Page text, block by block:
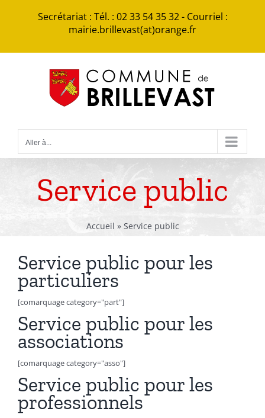
Secrétariat : Tél. : 02 33 54 35 32 - Courriel :
mairie.brillevast(at)orange.fr
Aller à...
Service public
Accueil » Service public
Service public pour les
particuliers
[comarquage category="part"]
Service public pour les
associations
[comarquage category="asso"]
Service public pour les
professionnels